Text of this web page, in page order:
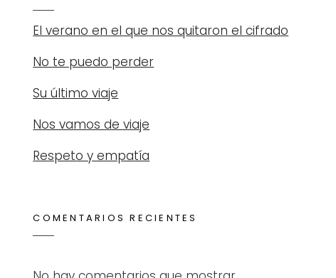
El verano en el que nos quitaron el cifrado
No te puedo perder
Su último viaje
Nos vamos de viaje
Respeto y empatía
COMENTARIOS RECIENTES